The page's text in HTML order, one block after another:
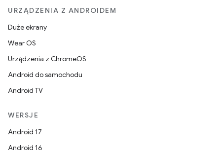
URZĄDZENIA Z ANDROIDEM
Duże ekrany
Wear OS
Urządzenia z ChromeOS
Android do samochodu
Android TV
WERSJE
Android 17
Android 16